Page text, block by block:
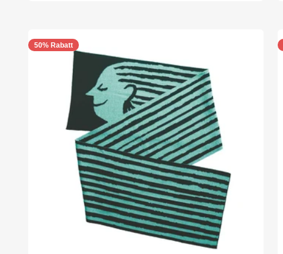
50% Rabatt